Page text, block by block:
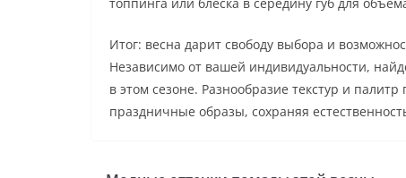
Итог: весна дарит свободу выбора и
Независимо от вашей индивидуальности,
в этом сезоне. Разнообразие текстур и
праздничные образы, сохраняя